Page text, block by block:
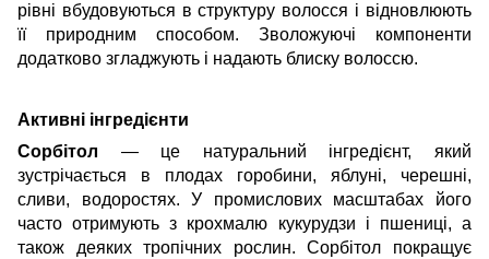
рівні вбудовуються в структуру волосся і відновлюють
її природним способом. Зволожуючі компоненти
додатково згладжують і надають блиску волоссю.
Активні інгредієнти
Сорбітол — це натуральний інгредієнт, який
зустрічається в плодах горобини, яблуні, черешні,
сливи, водоростях. У промислових масштабах його
часто отримують з крохмалю кукурудзи і пшениці, а
також деяких тропічних рослин. Сорбітол покращує